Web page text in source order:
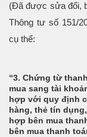
(Đã được sửa đổi,
Thông tư số 151/
cụ thể:
“3. Chứng từ
mua sang tài
hợp với quy định
hàng, thẻ tín
hợp bên mua
bên mua thanh